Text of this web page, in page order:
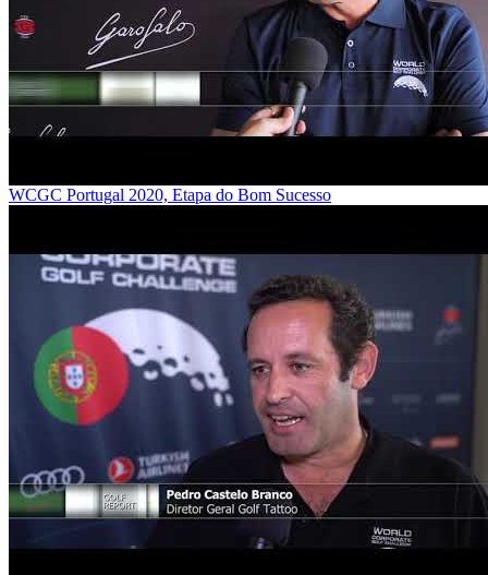
WCGC Portugal 2020, Etapa do Bom Sucesso